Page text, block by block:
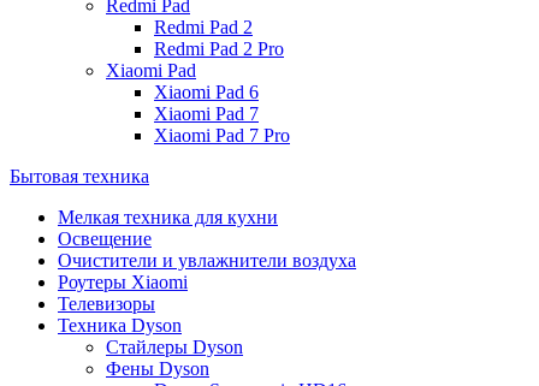
Redmi Pad
Redmi Pad 2
Redmi Pad 2 Pro
Xiaomi Pad
Xiaomi Pad 6
Xiaomi Pad 7
Xiaomi Pad 7 Pro
Бытовая техника
Мелкая техника для кухни
Освещение
Очистители и увлажнители воздуха
Роутеры Xiaomi
Телевизоры
Техника Dyson
Стайлеры Dyson
Фены Dyson